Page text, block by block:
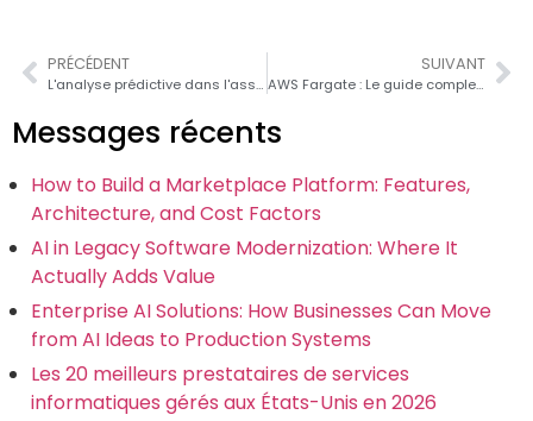
PRÉCÉDENT
L'analyse prédictive dans l'assurance : Cas d'utilisation et avantages 2026
SUIVANT
AWS Fargate : Le guide complet 2026
Messages récents
How to Build a Marketplace Platform: Features,
Architecture, and Cost Factors
AI in Legacy Software Modernization: Where It
Actually Adds Value
Enterprise AI Solutions: How Businesses Can Move
from AI Ideas to Production Systems
Les 20 meilleurs prestataires de services
informatiques gérés aux États-Unis en 2026